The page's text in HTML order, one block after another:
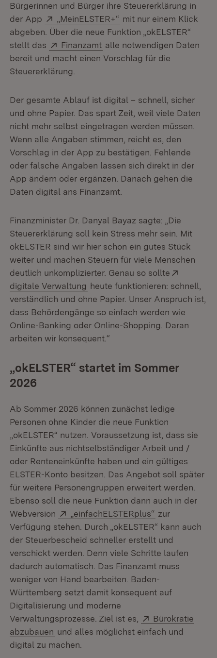
Bürgerinnen und Bürger ihre Steuererklärung in
der App
Extern:
„MeinELSTER+“ (Öffnet in neuem
mit nur einem Klick
abgeben. Über die neue Funktion „okELSTER“
stellt das
Extern:
Finanzamt (Öffnet in neuem Fenster)
alle notwendigen Daten
bereit und macht einen Vorschlag für die
Steuererklärung.
Der gesamte Ablauf ist digital – schnell, sicher
und ohne Papier. Das spart Zeit, weil viele Daten
nicht mehr selbst eingetragen werden müssen.
Wenn alle Angaben stimmen, reicht es, den
Vorschlag in der App zu bestätigen. Fehlende
oder falsche Angaben lassen sich direkt in der
App ändern oder ergänzen. Danach gehen die
Daten digital ans Finanzamt.
Finanzminister Dr. Danyal Bayaz sagte: „Die
Steuererklärung soll kein Stress mehr sein. Mit
okELSTER sind wir hier schon ein gutes Stück
weiter und machen Steuern für viele Menschen
deutlich unkomplizierter. Genau so sollte
digitale Verwaltung (Öffnet in neuem Fenster)
heute funktionieren: schnell,
verständlich und ohne Papier. Unser Anspruch ist,
dass Behördengänge so einfach werden wie
Online-Banking oder Online-Shopping. Daran
arbeiten wir konsequent.“
„okELSTER“ startet im Sommer
2026
Ab Sommer 2026 können zunächst ledige
Personen ohne Kinder die neue Funktion
„okELSTER“ nutzen. Voraussetzung ist, dass sie
Einkünfte aus nichtselbständiger Arbeit und /
oder Renteneinkünfte haben und ein gültiges
ELSTER-Konto besitzen. Das Angebot soll später
für weitere Personengruppen erweitert werden.
Ebenso soll die neue Funktion dann auch in der
Webversion
Extern:
„einfachELSTERplus“ (Öffnet in
zur
Verfügung stehen. Durch „okELSTER“ kann auch
der Steuerbescheid schneller erstellt und
verschickt werden. Denn viele Schritte laufen
dadurch automatisch. Das Finanzamt muss
weniger von Hand bearbeiten. Baden-
Württemberg setzt damit konsequent auf
Digitalisierung und moderne
Verwaltungsprozesse. Ziel ist es,
Extern:
Bürokratie
abzubauen (Öffnet in neuem Fenster)
und alles möglichst einfach und
digital zu machen.